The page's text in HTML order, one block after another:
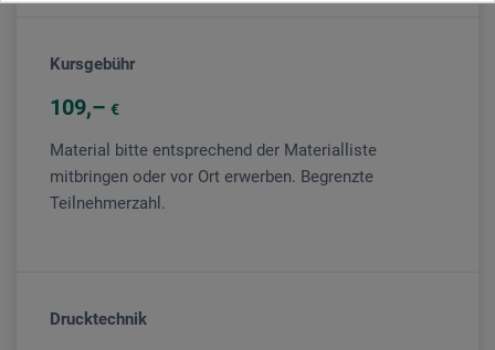
Kursgebühr
109 €
Material bitte entsprechend der Materialliste
mitbringen oder vor Ort erwerben. Begrenzte
Teilnehmerzahl.
Drucktechnik